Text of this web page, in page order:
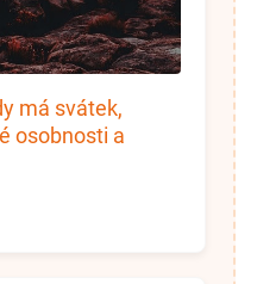
má svátek,
osobnosti a